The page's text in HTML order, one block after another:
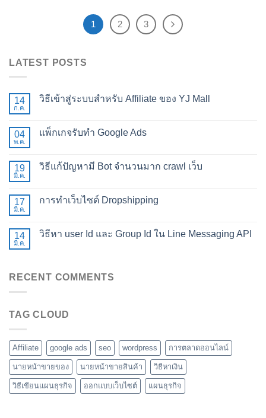
1 2 3
LATEST POSTS
14
ก.ค.
วิธีเข้าสู่ระบบสำหรับ Affiliate ของ YJ Mall
04
พ.ค.
แพ็กเกจรับทำ Google Ads
19
มี.ค.
วิธีแก้ปัญหามี Bot จำนวนมาก crawl เว็บ
17
มี.ค.
การทำเว็บไซต์ Dropshipping
14
มี.ค.
วิธีหา user Id และ Group Id ใน Line Messaging API
RECENT COMMENTS
TAG CLOUD
Affiliate google ads seo wordpress การตลาดออนไลน์
นายหน้าขายของ นายหน้าขายสินค้า วิธีหาเงิน
วิธีเขียนแผนธุรกิจ ออกแบบเว็บไซต์ แผนธุรกิจ